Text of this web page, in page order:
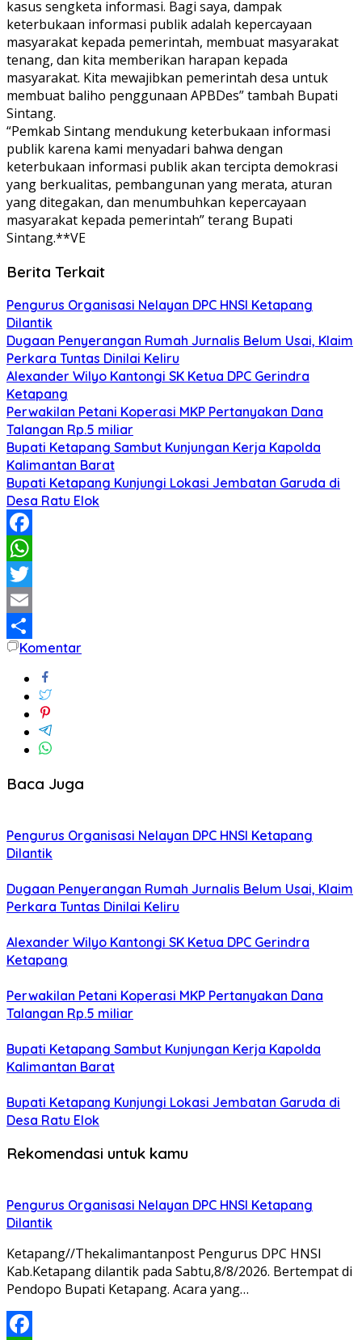
kasus sengketa informasi. Bagi saya, dampak
keterbukaan informasi publik adalah kepercayaan
masyarakat kepada pemerintah, membuat masyarakat
tenang, dan kita memberikan harapan kepada
masyarakat. Kita mewajibkan pemerintah desa untuk
membuat baliho penggunaan APBDes” tambah Bupati
Sintang.
“Pemkab Sintang mendukung keterbukaan informasi
publik karena kami menyadari bahwa dengan
keterbukaan informasi publik akan tercipta demokrasi
yang berkualitas, pembangunan yang merata, aturan
yang ditegakan, dan menumbuhkan kepercayaan
masyarakat kepada pemerintah” terang Bupati
Sintang.**VE
Berita Terkait
Pengurus Organisasi Nelayan DPC HNSI Ketapang
Dilantik
Dugaan Penyerangan Rumah Jurnalis Belum Usai, Klaim
Perkara Tuntas Dinilai Keliru
Alexander Wilyo Kantongi SK Ketua DPC Gerindra
Ketapang
Perwakilan Petani Koperasi MKP Pertanyakan Dana
Talangan Rp.5 miliar
Bupati Ketapang Sambut Kunjungan Kerja Kapolda
Kalimantan Barat
Bupati Ketapang Kunjungi Lokasi Jembatan Garuda di
Desa Ratu Elok
Facebook
WhatsApp
Twitter
Email
Share
Komentar
Baca Juga
Pengurus Organisasi Nelayan DPC HNSI Ketapang
Dilantik
Dugaan Penyerangan Rumah Jurnalis Belum Usai, Klaim
Perkara Tuntas Dinilai Keliru
Alexander Wilyo Kantongi SK Ketua DPC Gerindra
Ketapang
Perwakilan Petani Koperasi MKP Pertanyakan Dana
Talangan Rp.5 miliar
Bupati Ketapang Sambut Kunjungan Kerja Kapolda
Kalimantan Barat
Bupati Ketapang Kunjungi Lokasi Jembatan Garuda di
Desa Ratu Elok
Rekomendasi untuk kamu
Pengurus Organisasi Nelayan DPC HNSI Ketapang
Dilantik
Ketapang//Thekalimantanpost Pengurus DPC HNSI
Kab.Ketapang dilantik pada Sabtu,8/8/2026. Bertempat di
Pendopo Bupati Ketapang. Acara yang…